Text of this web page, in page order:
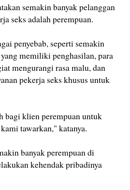
semakin banyak pelanggan
seks adalah perempuan.
penyebab, seperti semakin
memiliki penghasilan, para
mengurangi rasa malu, dan
pekerja seks khusus untuk
bagi klien perempuan untuk
tawarkan," katanya.
banyak perempuan di
kehendak pribadinya